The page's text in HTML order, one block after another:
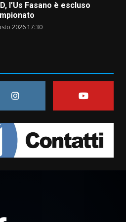
l’Us Fasano è escluso
2026 17:30
in azione nelle
ferito a colpi di arma
2026 18:13
di Fasano
2026 14:16